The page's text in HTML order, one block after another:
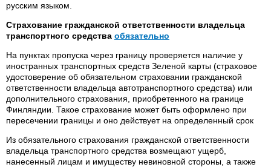
русским языком.
Страхование гражданской ответственности владельца
транспортного средства обязательно
На пунктах пропуска через границу проверяется наличие у
иностранных транспортных средств Зеленой карты (страховое
удостоверение об обязательном страховании гражданской
ответственности владельца автотранспортного средства) или
дополнительного страхования, приобретенного на границе
Финляндии. Такое страхование может быть оформлено при
пересечении границы и оно действует на определенный срок
Из обязательного страхования гражданской ответственности
владельца транспортного средства возмещают ущерб,
нанесенный лицам и имуществу невиновной стороны, а также